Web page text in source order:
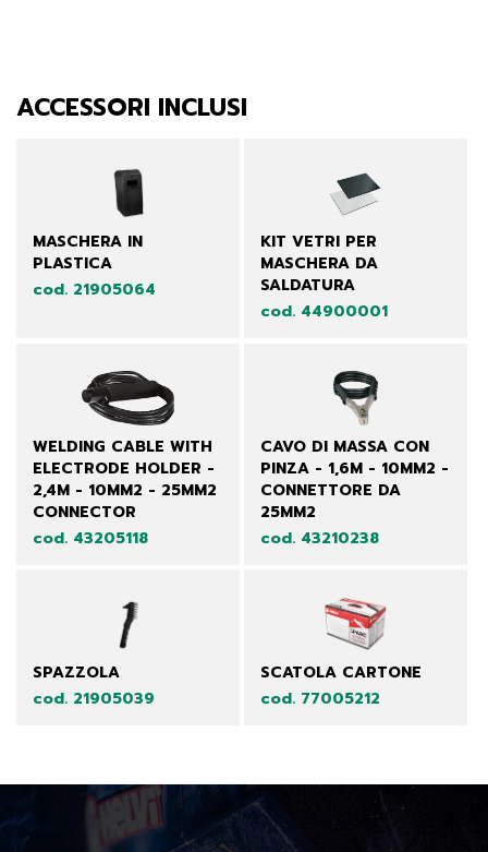
ACCESSORI INCLUSI
MASCHERA IN
PLASTICA
cod. 21905064
KIT VETRI PER
MASCHERA DA
SALDATURA
cod. 44900001
WELDING CABLE WITH
ELECTRODE HOLDER -
2,4M - 10MM2 - 25MM2
CONNECTOR
cod. 43205118
CAVO DI MASSA CON
PINZA - 1,6M - 10MM2 -
CONNETTORE DA
25MM2
cod. 43210238
SPAZZOLA
cod. 21905039
SCATOLA CARTONE
cod. 77005212